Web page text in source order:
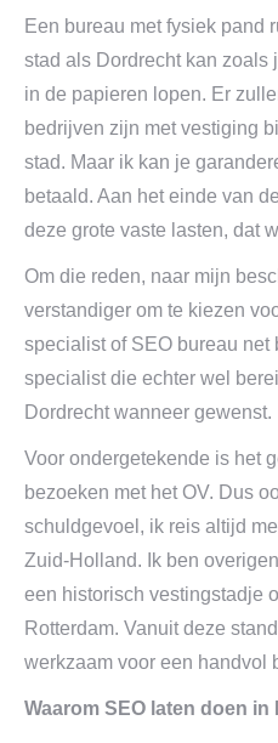
Een bureau met fysiek pand
stad als Dordrecht kan
in de papieren lopen. Er
bedrijven zijn met vestiging
stad. Maar ik kan je
betaald. Aan het einde van
deze grote vaste lasten, dat
Om die reden, naar mijn
verstandiger om te kiezen
specialist of SEO bureau
specialist die echter wel
Dordrecht wanneer gewenst.
Voor ondergetekende is het
bezoeken met het OV. Dus
schuldgevoel, ik reis altijd
Zuid-Holland. Ik ben
een historisch vestingstadje
Rotterdam. Vanuit deze
werkzaam voor een handvol
Waarom SEO laten doen in